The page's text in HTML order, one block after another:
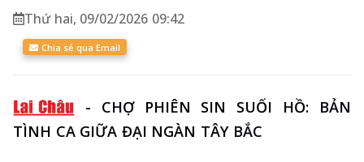
Thứ hai, 09/02/2026 09:42
Chia sẻ qua Email
-
CHỢ PHIÊN SIN SUỐI HỒ: BẢN
TÌNH CA GIỮA ĐẠI NGÀN TÂY BẮC